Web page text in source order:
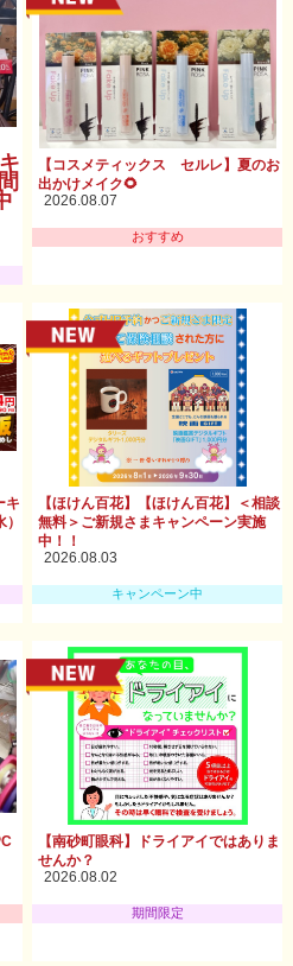
【コスメティックス セルレ】夏のお
出かけメイク🌻
2026.08.07
おすすめ
キ
【ほけん百花】【ほけん百花】＜相談
無料＞ご新規さまキャンペーン実施
中！！
2026.08.03
キャンペーン中
【南砂町眼科】ドライアイではありま
せんか？
2026.08.02
期間限定